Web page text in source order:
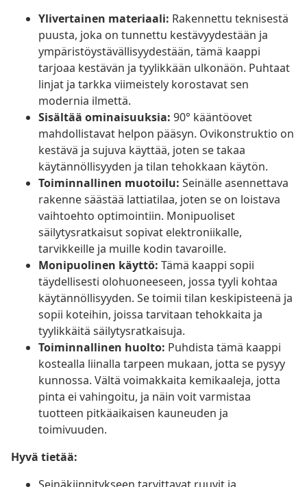
Ylivertainen materiaali: Rakennettu teknisestä
puusta, joka on tunnettu kestävyydestään ja
ympäristöystävällisyydestään, tämä kaappi
tarjoaa kestävän ja tyylikkään ulkonäön. Puhtaat
linjat ja tarkka viimeistely korostavat sen
modernia ilmettä.
Sisältää ominaisuuksia: 90° kääntöovet
mahdollistavat helpon pääsyn. Ovikonstruktio on
kestävä ja sujuva käyttää, joten se takaa
käytännöllisyyden ja tilan tehokkaan käytön.
Toiminnallinen muotoilu: Seinälle asennettava
rakenne säästää lattiatilaa, joten se on loistava
vaihtoehto optimointiin. Monipuoliset
säilytysratkaisut sopivat elektroniikalle,
tarvikkeille ja muille kodin tavaroille.
Monipuolinen käyttö: Tämä kaappi sopii
täydellisesti olohuoneeseen, jossa tyyli kohtaa
käytännöllisyyden. Se toimii tilan keskipisteenä ja
sopii koteihin, joissa tarvitaan tehokkaita ja
tyylikkäitä säilytysratkaisuja.
Toiminnallinen huolto: Puhdista tämä kaappi
kostealla liinalla tarpeen mukaan, jotta se pysyy
kunnossa. Vältä voimakkaita kemikaaleja, jotta
pinta ei vahingoitu, ja näin voit varmistaa
tuotteen pitkäaikaisen kauneuden ja
toimivuuden.
Hyvä tietää: